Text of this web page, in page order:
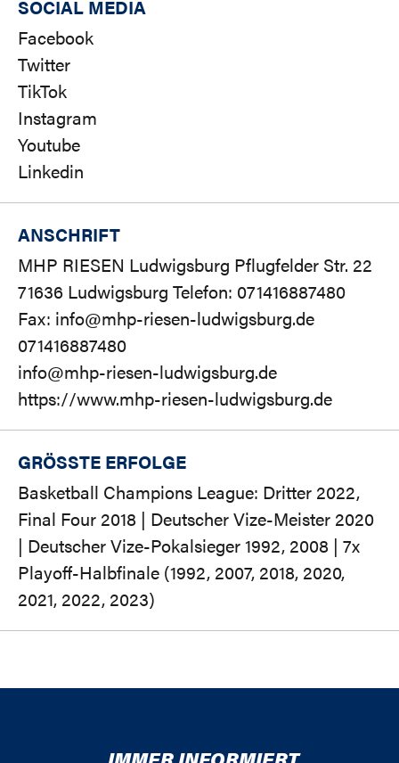
SOCIAL MEDIA
Facebook
Twitter
TikTok
Instagram
Youtube
Linkedin
ANSCHRIFT
MHP RIESEN Ludwigsburg Pflugfelder Str. 22
71636 Ludwigsburg Telefon: 071416887480
Fax: info@mhp-riesen-ludwigsburg.de
071416887480
info@mhp-riesen-ludwigsburg.de
https://www.mhp-riesen-ludwigsburg.de
GRÖSSTE ERFOLGE
Basketball Champions League: Dritter 2022,
Final Four 2018 | Deutscher Vize-Meister 2020
| Deutscher Vize-Pokalsieger 1992, 2008 | 7x
Playoff-Halbfinale (1992, 2007, 2018, 2020,
2021, 2022, 2023)